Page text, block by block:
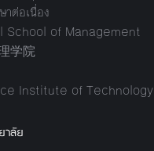
าต่อเนื่อง
School of Management
学院
Institute of Technology
าลัย